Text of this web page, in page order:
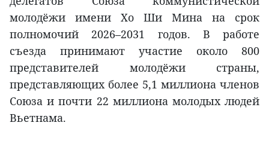
молодёжи имени Хо Ши Мина на срок
полномочий 2026–2031 годов. В работе
съезда принимают участие около 800
представителей молодёжи страны,
представляющих более 5,1 миллиона членов
Союза и почти 22 миллиона молодых людей
Вьетнама.